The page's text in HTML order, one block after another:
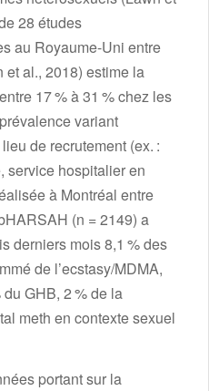
28 études
au Royaume-Uni entre
al., 2018) estime la
17 % à 31 % chez les
variant
de recrutement (ex. :
service hospitalier en
à Montréal entre
(n = 2149) a
derniers mois 8,1 % des
de l’ecstasy/MDMA,
GHB, 2 % de la
meth en contexte sexuel
portant sur la